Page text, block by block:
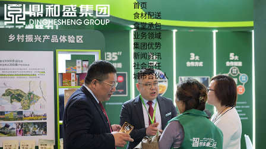
首页
食材配送
食堂承包
业务领域
集团优势
新闻资讯
社会责任
城市合伙人